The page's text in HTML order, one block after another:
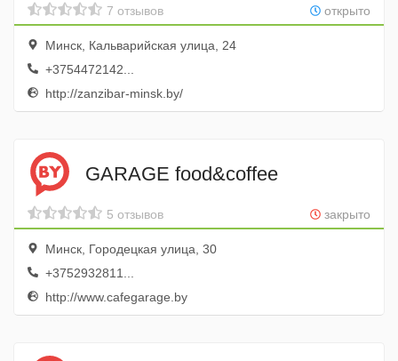
открыто
7 отзывов
Минск, Кальварийская улица, 24
+3754472142...
http://zanzibar-minsk.by/
GARAGE food&coffee
закрыто
5 отзывов
Минск, Городецкая улица, 30
+3752932811...
http://www.cafegarage.by